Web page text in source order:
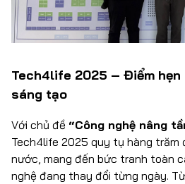
Tech4life 2025 – Điểm hẹn
sáng tạo
Với chủ đề “Công nghệ nâng
Tech4life 2025 quy tụ hàng trăm
nước, mang đến bức tranh toàn
nghệ đang thay đổi từng ngày.